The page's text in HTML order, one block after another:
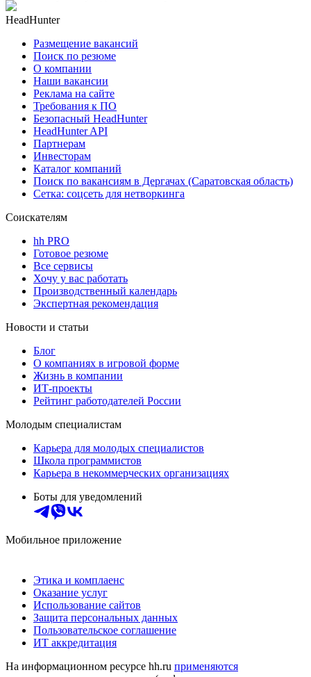
HeadHunter
Размещение вакансий
Поиск по резюме
О компании
Наши вакансии
Реклама на сайте
Требования к ПО
Безопасный HeadHunter
HeadHunter API
Партнерам
Инвесторам
Каталог компаний
Поиск по вакансиям в Дергачах (Саратовская область)
Сетка: соцсеть для нетворкинга
Соискателям
hh PRO
Готовое резюме
Все сервисы
Хочу у вас работать
Производственный календарь
Экспертная рекомендация
Новости и статьи
Блог
О компаниях в игровой форме
Жизнь в компании
ИТ-проекты
Рейтинг работодателей России
Молодым специалистам
Карьера для молодых специалистов
Школа программистов
Карьера в некоммерческих организациях
Боты для уведомлений
Мобильное приложение
Этика и комплаенс
Оказание услуг
Использование сайтов
Защита персональных данных
Пользовательское соглашение
ИТ аккредитация
На информационном ресурсе hh.ru применяются